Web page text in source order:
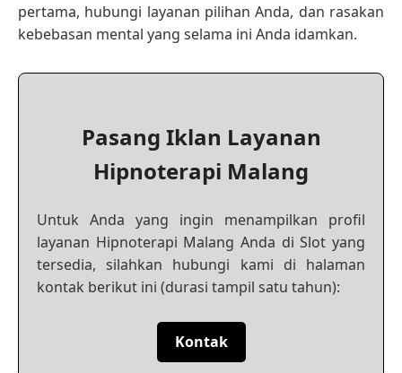
pertama, hubungi layanan pilihan Anda, dan rasakan
kebebasan mental yang selama ini Anda idamkan.
Pasang Iklan Layanan
Hipnoterapi Malang
Untuk Anda yang ingin menampilkan profil
layanan Hipnoterapi Malang Anda di Slot yang
tersedia, silahkan hubungi kami di halaman
kontak berikut ini (durasi tampil satu tahun):
Kontak